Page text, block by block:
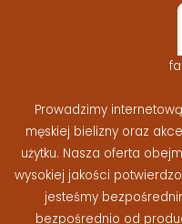
Prowadzimy
męskiej bielizny oraz
użytku. Nasza oferta
wysokiej jakości
jesteśmy
bezpośrednio od